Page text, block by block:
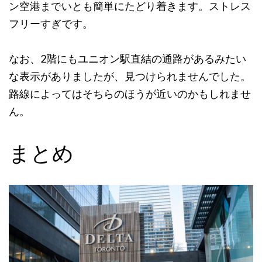
ン空港までいとも簡単にたどり着きます。ストレス
フリーすぎです。
なお、2階にもユニオン駅直結の通路があるみたい
な表示がありましたが、見つけられませんでした。
路線によってはそちらのほうが近いのかもしれませ
ん。
まとめ